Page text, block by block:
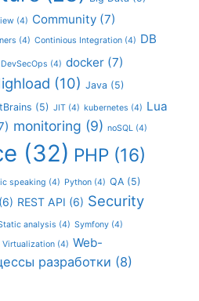
(4) Community (7)
(4) Continious Integration (4) DB
DevSecOps (4) docker (7)
(10) Java (5)
(5) JIT (4) kubernetes (4) Lua
monitoring (9) noSQL (4)
(32) PHP (16)
speaking (4) Python (4) QA (5)
(6) REST API (6) Security
analysis (4) Symfony (4)
Virtualization (4) Web-
разработки (8)